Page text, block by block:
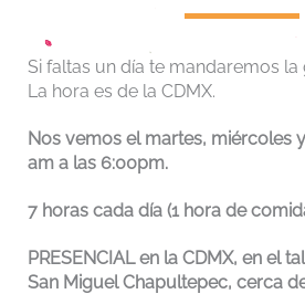
Si faltas un día te mandaremos la
La hora es de la CDMX.
Nos vemos el martes, miércoles
am a las 6:00pm.
7 horas cada día (1 hora de
PRESENCIAL en la CDMX, en el
San Miguel Chapultepec, cerca